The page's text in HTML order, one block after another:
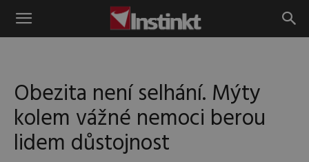
Instinkt
Obezita není selhání. Mýty
kolem vážné nemoci berou
lidem důstojnost